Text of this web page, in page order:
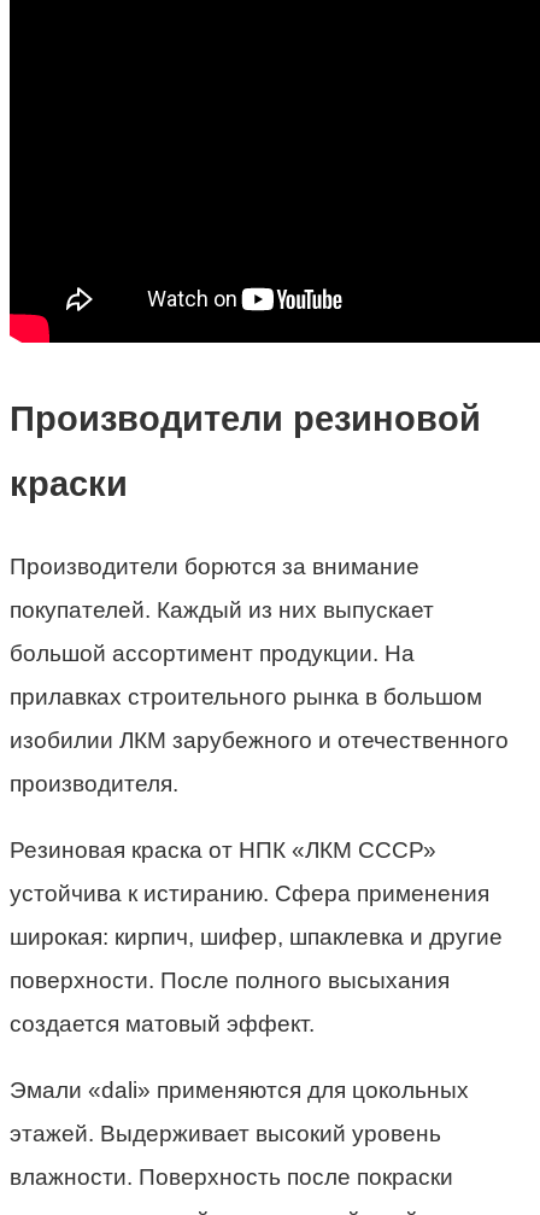
Производители резиновой
краски
Производители борются за внимание
покупателей. Каждый из них выпускает
большой ассортимент продукции. На
прилавках строительного рынка в большом
изобилии ЛКМ зарубежного и отечественного
производителя.
Резиновая краска от НПК «ЛКМ СССР»
устойчива к истиранию. Сфера применения
широкая: кирпич, шифер, шпаклевка и другие
поверхности. После полного высыхания
создается матовый эффект.
Эмали «dali» применяются для цокольных
этажей. Выдерживает высокий уровень
влажности. Поверхность после покраски